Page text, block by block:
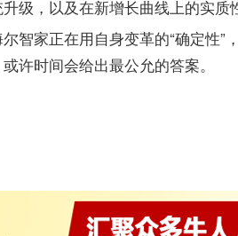
级，以及在新增长曲线上的实
智家正在用自身变革的“确定性”
许时间会给出最公允的答案。